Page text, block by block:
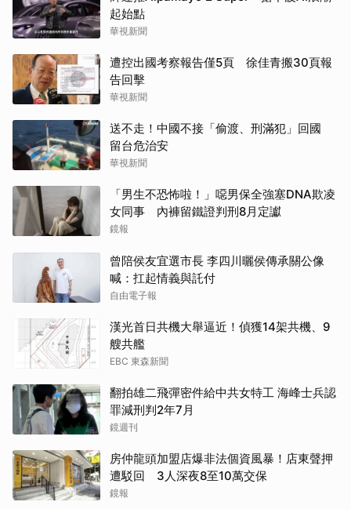
起始點
華視新聞
遭控出國考察報告僅5頁 徐佳青搬30頁報
告回擊
華視新聞
送不走！中國不接「偷渡、刑滿犯」回國
留台危治安
華視新聞
「男生不恐怖啦！」噁男保全強塞DNA欺凌
女同事 內褲留鐵證判刑8月定讞
鏡報
曾陪侯友宜選市長 李四川曬侯傳承關公像
喊：扛起情義與託付
自由電子報
漢光首日共機大舉逼近！偵獲14架共機、9
艘共艦
EBC 東森新聞
翻拍雄二飛彈密件給中共女特工 海峰士兵認
罪減刑判2年7月
鏡週刊
房仲龍頭加盟店爆非法個資風暴！店東聲押
遭駁回 3人深夜8至10萬交保
鏡報